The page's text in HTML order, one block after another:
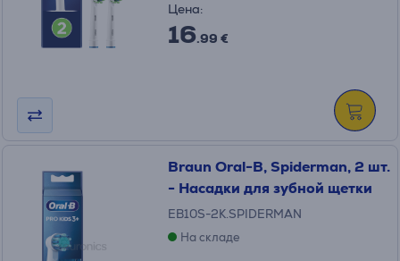
Цена:
16.99 €
Braun Oral-B, Spiderman, 2 шт.
- Насадки для зубной щетки
EB10S-2K.SPIDERMAN
На складе